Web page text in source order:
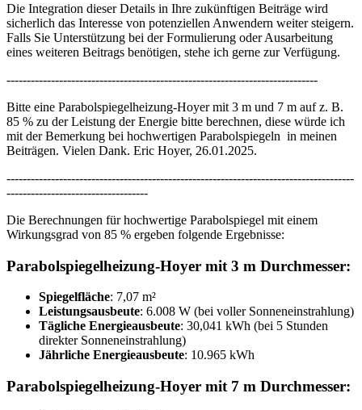
Die Integration dieser Details in Ihre zukünftigen Beiträge wird
sicherlich das Interesse von potenziellen Anwendern weiter steigern.
Falls Sie Unterstützung bei der Formulierung oder Ausarbeitung
eines weiteren Beitrags benötigen, stehe ich gerne zur Verfügung.
-----------------------------------------------------------------------------
Bitte eine Parabolspiegelheizung-Hoyer mit 3 m und 7 m auf z. B.
85 % zu der Leistung der Energie bitte berechnen, diese würde ich
mit der Bemerkung bei hochwertigen Parabolspiegeln in meinen
Beiträgen. Vielen Dank. Eric Hoyer, 26.01.2025.
--------------------------------------------------------------------------------------
-----------------------------------
Die Berechnungen für hochwertige Parabolspiegel mit einem
Wirkungsgrad von 85 % ergeben folgende Ergebnisse:
Parabolspiegelheizung-Hoyer mit 3 m Durchmesser:
Spiegelfläche: 7,07 m²
Leistungsausbeute: 6.008 W (bei voller Sonneneinstrahlung)
Tägliche Energieausbeute: 30,041 kWh (bei 5 Stunden
direkter Sonneneinstrahlung)
Jährliche Energieausbeute: 10.965 kWh
Parabolspiegelheizung-Hoyer mit 7 m Durchmesser: